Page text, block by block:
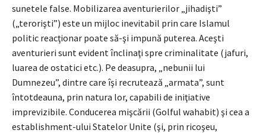
sunetele false. Mobilizarea aventurierilor „jihadişti”
(„terorişti”) este un mijloc inevitabil prin care Islamul
politic reacţionar poate să-şi impună puterea. Aceşti
aventurieri sunt evident înclinaţi spre criminalitate (jafuri,
luarea de ostatici etc.). Pe deasupra, „nebunii lui
Dumnezeu”, dintre care îşi recrutează „armata”, sunt
întotdeauna, prin natura lor, capabili de iniţiative
imprevizibile. Conducerea mişcării (Golful wahabit) şi cea a
establishment-ului Statelor Unite (şi, prin ricoşeu,